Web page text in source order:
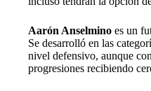
Aarón Anselmino es un
Se desarrolló en las
nivel defensivo, aunque
progresiones recibiendo